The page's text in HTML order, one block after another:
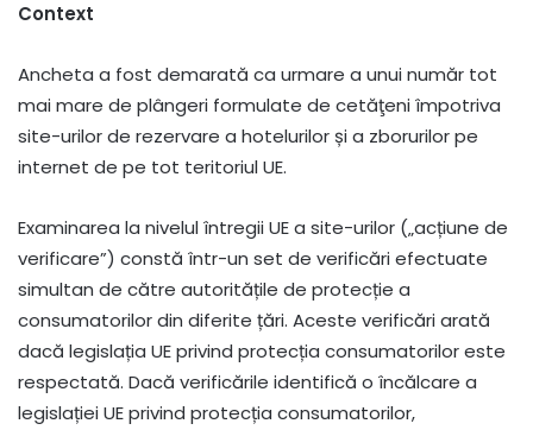
Context
Ancheta a fost demarată ca urmare a unui număr tot
mai mare de plângeri formulate de cetăţeni împotriva
site-urilor de rezervare a hotelurilor și a zborurilor pe
internet de pe tot teritoriul UE.
Examinarea la nivelul întregii UE a site-urilor („acțiune de
verificare”) constă într-un set de verificări efectuate
simultan de către autoritățile de protecție a
consumatorilor din diferite țări. Aceste verificări arată
dacă legislația UE privind protecția consumatorilor este
respectată. Dacă verificările identifică o încălcare a
legislației UE privind protecția consumatorilor,